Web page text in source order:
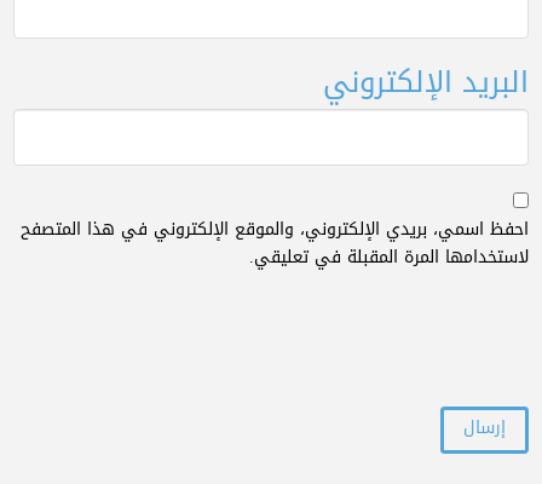
البريد الإلكتروني
احفظ اسمي، بريدي الإلكتروني، والموقع الإلكتروني في هذا المتصفح
لاستخدامها المرة المقبلة في تعليقي.